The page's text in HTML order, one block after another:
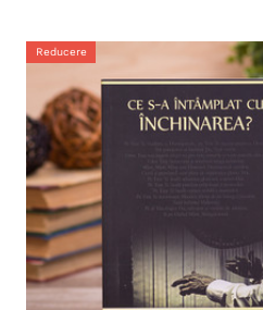
Reducere